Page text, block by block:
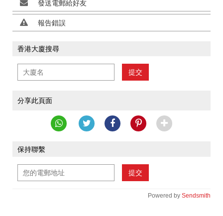
發送電郵給好友
報告錯誤
香港大廈搜尋
提交
分享此頁面
保持聯繫
提交
Powered by Sendsmith